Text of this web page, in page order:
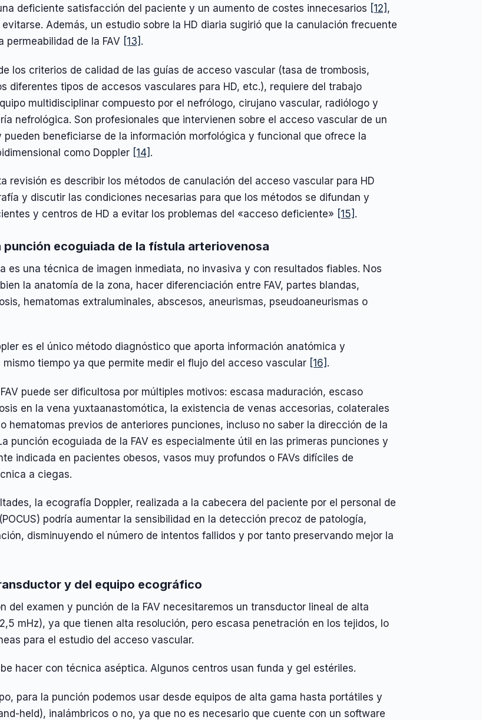
deficiente satisfacción del paciente y un aumento de costes innecesarios [12] ,
Además, un estudio sobre la HD diaria sugirió que la canulación frecuente
permeabilidad de la FAV [13] .
los criterios de calidad de las guías de acceso vascular (tasa de trombosis,
diferentes tipos de accesos vasculares para HD, etc.), requiere del trabajo
multidisciplinar compuesto por el nefrólogo, cirujano vascular, radiólogo y
nefrológica. Son profesionales que intervienen sobre el acceso vascular de un
pueden beneficiarse de la información morfológica y funcional que ofrece la
como Doppler [14] .
revisión es describir los métodos de canulación del acceso vascular para HD
y discutir las condiciones necesarias para que los métodos se difundan y
y centros de HD a evitar los problemas del «acceso deficiente» [15] .
punción ecoguiada de la fístula arteriovenosa
es una técnica de imagen inmediata, no invasiva y con resultados fiables. Nos
la anatomía de la zona, hacer diferenciación entre FAV, partes blandas,
hematomas extraluminales, abscesos, aneurismas, pseudoaneurismas o
es el único método diagnóstico que aporta información anatómica y
mismo tiempo ya que permite medir el flujo del acceso vascular [16] .
puede ser dificultosa por múltiples motivos: escasa maduración, escaso
en la vena yuxtaanastomótica, la existencia de venas accesorias, colaterales
hematomas previos de anteriores punciones, incluso no saber la dirección de la
punción ecoguiada de la FAV es especialmente útil en las primeras punciones y
indicada en pacientes obesos, vasos muy profundos o FAVs difíciles de
a ciegas.
la ecografía Doppler, realizada a la cabecera del paciente por el personal de
podría aumentar la sensibilidad en la detección precoz de patología,
disminuyendo el número de intentos fallidos y por tanto preservando mejor la
y del equipo ecográfico
del examen y punción de la FAV necesitaremos un transductor lineal de alta
mHz), ya que tienen alta resolución, pero escasa penetración en los tejidos, lo
para el estudio del acceso vascular.
hacer con técnica aséptica. Algunos centros usan funda y gel estériles.
para la punción podemos usar desde equipos de alta gama hasta portátiles y
held), inalámbricos o no, ya que no es necesario que cuente con un software